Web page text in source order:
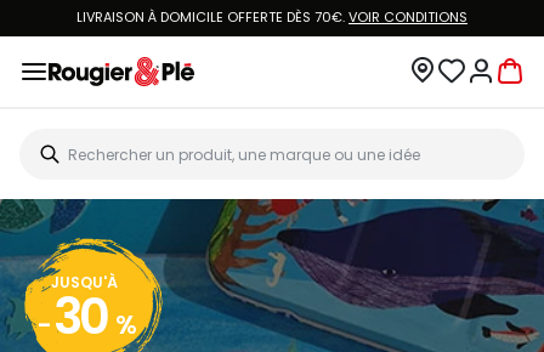
LIVRAISON À DOMICILE OFFERTE DÈS 70€.VOIR CONDITIONS
JUSQU'À
- 30 %